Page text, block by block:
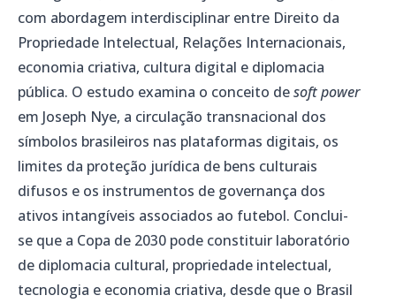
com abordagem interdisciplinar entre Direito da
Propriedade Intelectual, Relações Internacionais,
economia criativa, cultura digital e diplomacia
pública. O estudo examina o conceito desoft power
em Joseph Nye, a circulação transnacional dos
símbolos brasileiros nas plataformas digitais, os
limites da proteção jurídica de bens culturais
difusos e os instrumentos de governança dos
ativos intangíveis associados ao futebol. Conclui-
se que a Copa de 2030 pode constituir laboratório
de diplomacia cultural, propriedade intelectual,
tecnologia e economia criativa, desde que o Brasil